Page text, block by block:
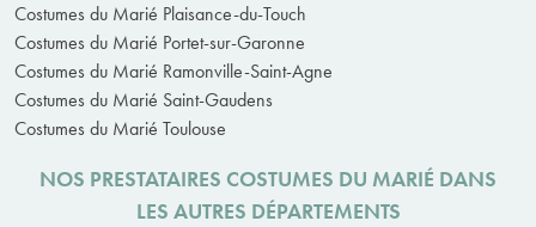
Costumes du Marié Plaisance-du-Touch
Costumes du Marié Portet-sur-Garonne
Costumes du Marié Ramonville-Saint-Agne
Costumes du Marié Saint-Gaudens
Costumes du Marié Toulouse
NOS PRESTATAIRES COSTUMES DU MARIÉ DANS
LES AUTRES DÉPARTEMENTS